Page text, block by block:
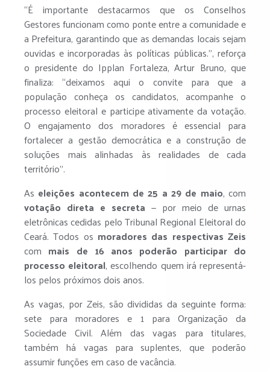
“É importante destacarmos que os Conselhos
Gestores funcionam como ponte entre a comunidade e
a Prefeitura, garantindo que as demandas locais sejam
ouvidas e incorporadas às políticas públicas.”, reforça
o presidente do Ipplan Fortaleza, Artur Bruno, que
finaliza: “deixamos aqui o convite para que a
população conheça os candidatos, acompanhe o
processo eleitoral e participe ativamente da votação.
O engajamento dos moradores é essencial para
fortalecer a gestão democrática e a construção de
soluções mais alinhadas às realidades de cada
território”.
As eleições acontecem de 25 a 29 de maio, com
votação direta e secreta — por meio de urnas
eletrônicas cedidas pelo Tribunal Regional Eleitoral do
Ceará. Todos os moradores das respectivas Zeis
com mais de 16 anos poderão participar do
processo eleitoral, escolhendo quem irá representá-
los pelos próximos dois anos.
As vagas, por Zeis, são divididas da seguinte forma:
sete para moradores e 1 para Organização da
Sociedade Civil. Além das vagas para titulares,
também há vagas para suplentes, que poderão
assumir funções em caso de vacância.